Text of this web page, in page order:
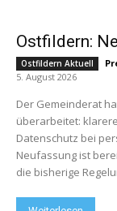
Ostfildern:
Ostfildern Aktuell
5. August 2026
Der Gemeinderat
überarbeitet:
Datenschutz bei
Neufassung ist
die bisherige